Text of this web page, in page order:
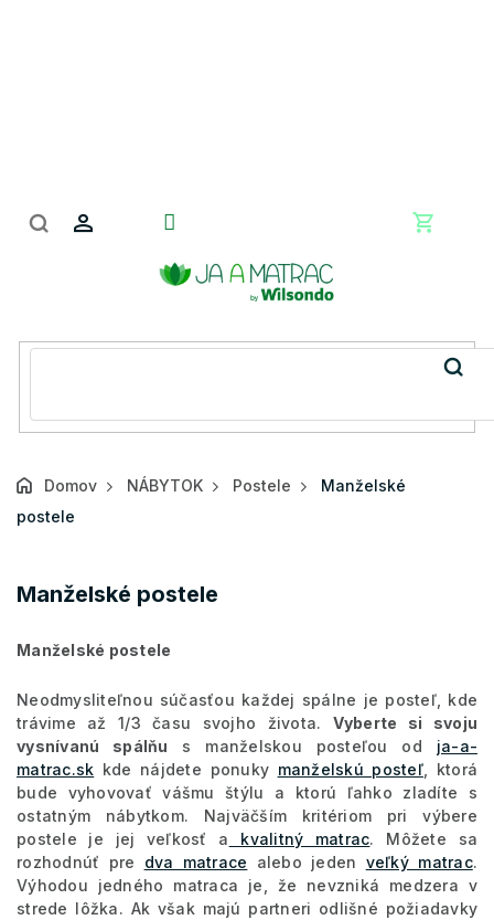
Domov NÁBYTOK Postele
Manželské
postele
Manželské postele
Manželské postele
Neodmysliteľnou súčasťou každej spálne je posteľ, kde
trávime až 1/3 času svojho života. Vyberte si svoju
vysnívanú spálňu s manželskou posteľou od ja-a-
matrac.sk kde nájdete ponuky manželskú posteľ, ktorá
bude vyhovovať vášmu štýlu a ktorú ľahko zladíte s
ostatným nábytkom. Najväčším kritériom pri výbere
postele je jej veľkosť a kvalitný matrac. Môžete sa
rozhodnúť pre dva matrace alebo jeden veľký matrac.
Výhodou jedného matraca je, že nevzniká medzera v
strede lôžka. Ak však majú partneri odlišné požiadavky